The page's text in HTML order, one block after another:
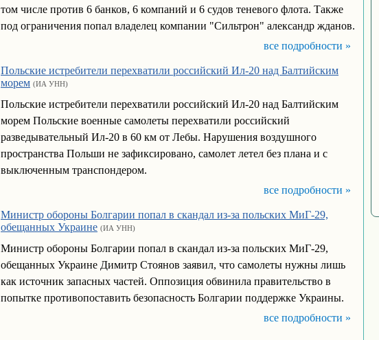
том числе против 6 банков, 6 компаний и 6 судов теневого флота. Также
под ограничения попал владелец компании "Сильтрон" александр жданов.
все подробности »
Польские истребители перехватили российский Ил-20 над Балтийским
морем (ИА УНН)
Польские истребители перехватили российский Ил-20 над Балтийским
морем Польские военные самолеты перехватили российский
разведывательный Ил-20 в 60 км от Лебы. Нарушения воздушного
пространства Польши не зафиксировано, самолет летел без плана и с
выключенным транспондером.
все подробности »
Министр обороны Болгарии попал в скандал из-за польских МиГ-29,
обещанных Украине (ИА УНН)
Министр обороны Болгарии попал в скандал из-за польских МиГ-29,
обещанных Украине Димитр Стоянов заявил, что самолеты нужны лишь
как источник запасных частей. Оппозиция обвинила правительство в
попытке противопоставить безопасность Болгарии поддержке Украины.
все подробности »